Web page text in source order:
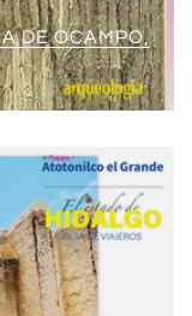
DE OCAMPO,